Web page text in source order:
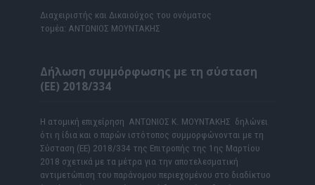
Διαχειριστής και Δικαιούχος του ονόματος
τομέα: ΑΝΤΩΝΙΟΣ ΜΟΥΝΤΑΚΗΣ
Δήλωση συμμόρφωσης με τη σύσταση
(ΕΕ) 2018/334
Η ατομική επιχείρηση ΑΝΤΩΝΙΟΣ Κ. ΜΟΥΝΤΑΚΗΣ δηλώνει
ότι η ίδια και ο παρών ιστότοπος συμμορφώνονται με τη
Σύσταση (ΕΕ) 2018/334 της Επιτροπής της 1ης Μαρτίου
2018 σχετικά με τα μέτρα για την αποτελεσματική
αντιμετώπιση του παράνομου περιεχομένου στο διαδίκτυο